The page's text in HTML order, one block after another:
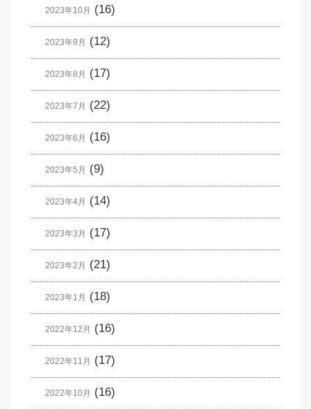
2023年10月 (16)
2023年9月 (12)
2023年8月 (17)
2023年7月 (22)
2023年6月 (16)
2023年5月 (9)
2023年4月 (14)
2023年3月 (17)
2023年2月 (21)
2023年1月 (18)
2022年12月 (16)
2022年11月 (17)
2022年10月 (16)